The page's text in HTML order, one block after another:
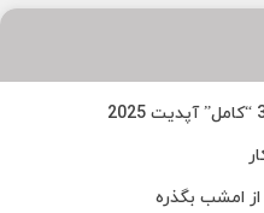
از امشب بگذره